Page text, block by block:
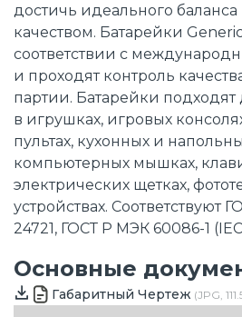
достичь идеального
качеством. Батарейки
соответствии с
и проходят контроль
партии. Батарейки
в игрушках, игровых
пультах, кухонных и
компьютерных мышках,
электрических щетках,
устройствах. Соответствуют
24721, ГОСТ Р МЭК 60086-1
Основные
Габаритный Чертеж (JPG,